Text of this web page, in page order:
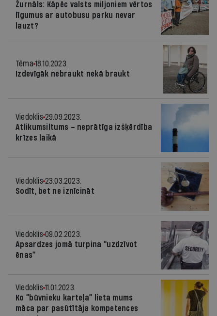
Žurnāls: Kāpēc valsts miljoniem vērtos
līgumus ar autobusu parku nevar
lauzt?
Tēma 18.10.2023.
Izdevīgāk nebraukt nekā braukt
Viedoklis 29.09.2023.
Atlikumsiltums – neprātīga izšķērdība
krīzes laikā
Viedoklis 23.03.2023.
Sodīt, bet ne iznīcināt
Viedoklis 09.02.2023.
Apsardzes jomā turpina “uzdzīvot
ēnas”
Viedoklis 11.01.2023.
Ko “būvnieku karteļa” lieta mums
māca par pasūtītāja kompetences